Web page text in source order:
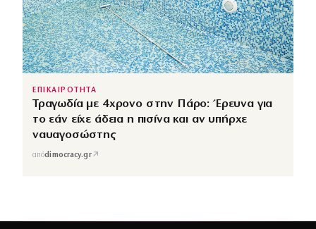
ΕΠΙΚΑΙΡΟΤΗΤΑ
Τραγωδία με 4χρονο στην Πάρο: Έρευνα για
το εάν είχε άδεια η πισίνα και αν υπήρχε
ναυαγοσώστης
απόdimocracy.gr↗